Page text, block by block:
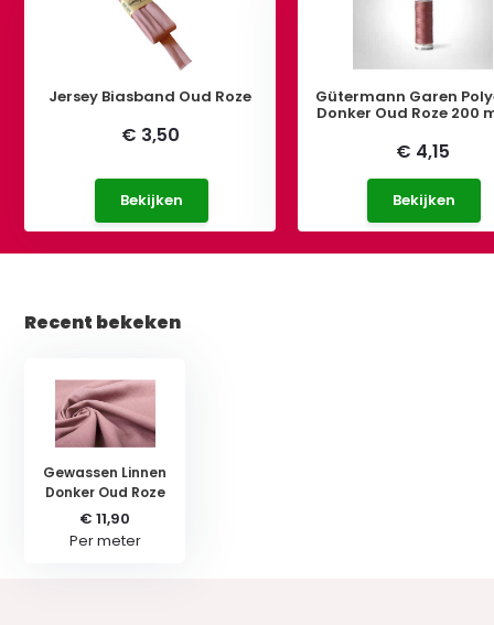
Jersey Biasband Oud Roze
€ 3,50
Bekijken
Gütermann Garen
Donker Oud Roze 200
€ 4,15
Bekijken
Recent bekeken
Gewassen Linnen
Donker Oud Roze
€ 11,90
Per meter